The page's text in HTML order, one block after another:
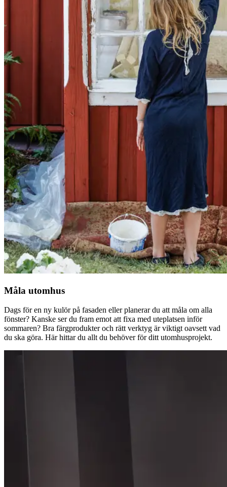
Måla utomhus
Dags för en ny kulör på fasaden eller planerar du att måla om alla
fönster? Kanske ser du fram emot att fixa med uteplatsen inför
sommaren? Bra färgprodukter och rätt verktyg är viktigt oavsett vad
du ska göra. Här hittar du allt du behöver för ditt utomhusprojekt.